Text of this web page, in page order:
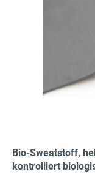
Bio-Sweatstoff,
kontrolliert